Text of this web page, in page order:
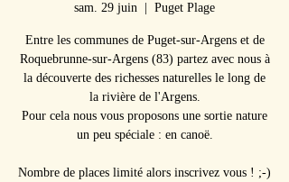
sam. 29 juin Puget Plage
Entre les communes de Puget-sur-Argens et de
Roquebrunne-sur-Argens (83) partez avec nous à
la découverte des richesses naturelles le long de
la rivière de l'Argens.
Pour cela nous vous proposons une sortie nature
un peu spéciale : en canoë.
Nombre de places limité alors inscrivez vous ! ;-)